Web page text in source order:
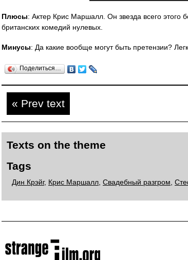
Плюсы: Актер Крис Маршалл. Он звезда всего этого
британских комедий нулевых.
Минусы: Да какие вообще могут быть претензии?
Поделиться…
« Prev text
Texts on the theme
Tags
Дин Крэйг, Крис Маршалл Свадебный разгром